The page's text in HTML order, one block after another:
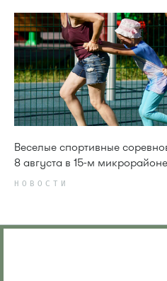
Веселые спортивные
8 августа в 15-м микрорайоне
НОВОСТИ